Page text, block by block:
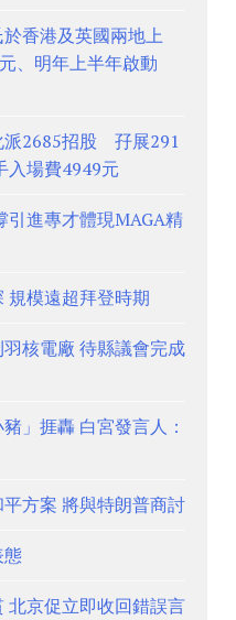
香港及英國兩地上
、明年上半年啟動
派2685招股 孖展291
入場費4949元
引進專才體現MAGA精
規模遠超拜登時期
核電廠 待縣議會完成
」捱轟 白宮發言人：
方案 將與特朗普商討
態
北京促立即收回錯誤言